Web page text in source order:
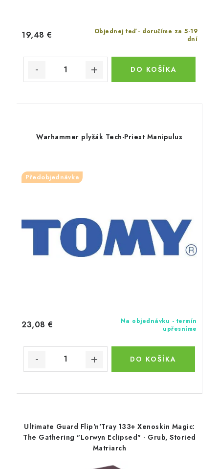
Objednej teď - doručíme za 5-19
dní
19,48 €
DO KOŠÍKA
Warhammer plyšák Tech-Priest Manipulus
Předobjednávka
Na objednávku - termín
upřesníme
23,08 €
DO KOŠÍKA
Ultimate Guard Flip'n'Tray 133+ Xenoskin Magic:
The Gathering "Lorwyn Eclipsed" - Grub, Storied
Matriarch